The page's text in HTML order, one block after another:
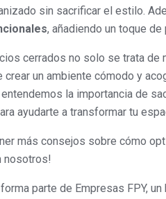
sin sacrificar el estilo.
, añadiendo un toque
cerrados no solo se trata de
crear un ambiente cómodo y
la importancia de
ayudarte a transformar tu
más consejos sobre cómo
nosotros!
parte de Empresas FPY,